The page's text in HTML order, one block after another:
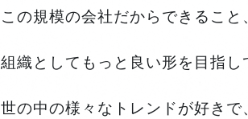
この規模の会社だからできるこ
組織としてもっと良い形を目指し
世の中の様々なトレンドが好きで